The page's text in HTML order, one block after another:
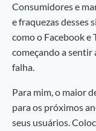
Consumidores e
e fraquezas desses
como o Facebook
começando a sentir
falha.
Para mim, o maior
para os próximos
seus usuários.